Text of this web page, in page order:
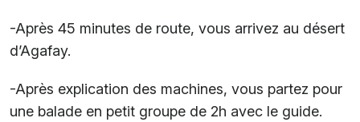
-Après 45 minutes de route, vous arrivez au désert
d’Agafay.
-Après explication des machines, vous partez pour
une balade en petit groupe de 2h avec le guide.